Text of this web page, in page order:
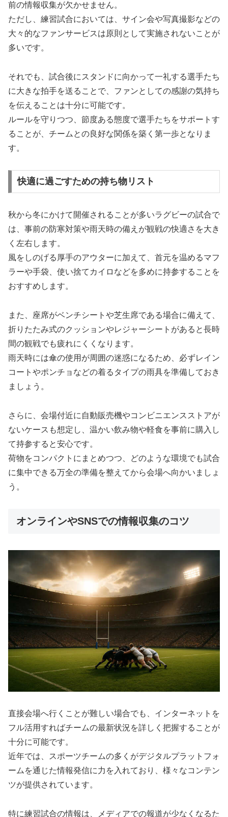
前の情報収集が欠かせません。
ただし、練習試合においては、サイン会や写真撮影などの
大々的なファンサービスは原則として実施されないことが
多いです。
それでも、試合後にスタンドに向かって一礼する選手たち
に大きな拍手を送ることで、ファンとしての感謝の気持ち
を伝えることは十分に可能です。
ルールを守りつつ、節度ある態度で選手たちをサポートす
ることが、チームとの良好な関係を築く第一歩となりま
す。
快適に過ごすための持ち物リスト
秋から冬にかけて開催されることが多いラグビーの試合で
は、事前の防寒対策や雨天時の備えが観戦の快適さを大き
く左右します。
風をしのげる厚手のアウターに加えて、首元を温めるマフ
ラーや手袋、使い捨てカイロなどを多めに持参することを
おすすめします。
また、座席がベンチシートや芝生席である場合に備えて、
折りたたみ式のクッションやレジャーシートがあると長時
間の観戦でも疲れにくくなります。
雨天時には傘の使用が周囲の迷惑になるため、必ずレイン
コートやポンチョなどの着るタイプの雨具を準備しておき
ましょう。
さらに、会場付近に自動販売機やコンビニエンスストアが
ないケースも想定し、温かい飲み物や軽食を事前に購入し
て持参すると安心です。
荷物をコンパクトにまとめつつ、どのような環境でも試合
に集中できる万全の準備を整えてから会場へ向かいましょ
う。
オンラインやSNSでの情報収集のコツ
直接会場へ行くことが難しい場合でも、インターネットを
フル活用すればチームの最新状況を詳しく把握することが
十分に可能です。
近年では、スポーツチームの多くがデジタルプラットフォ
ームを通じた情報発信に力を入れており、様々なコンテン
ツが提供されています。
特に練習試合の情報は、メディアでの報道が少なくなるた